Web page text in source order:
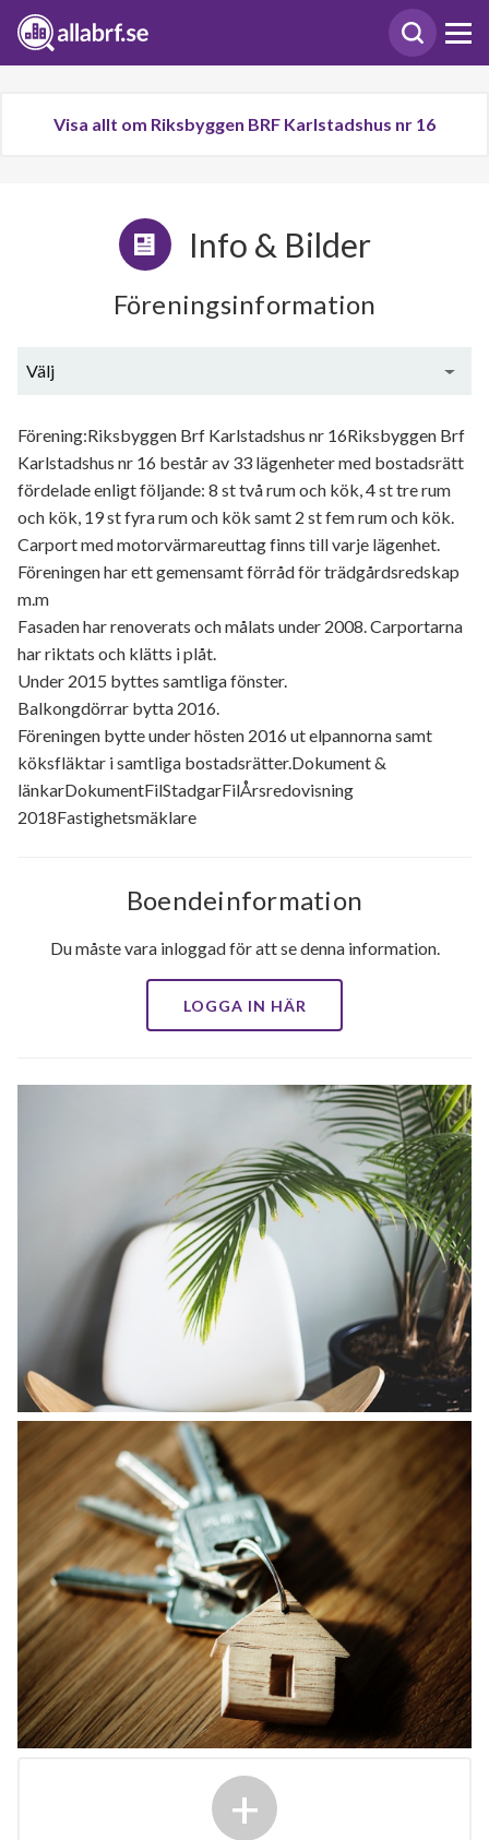
Visa allt om Riksbyggen BRF Karlstadshus nr 16
Info & Bilder
Föreningsinformation
Välj
Förening:Riksbyggen Brf Karlstadshus nr 16Riksbyggen Brf
Karlstadshus nr 16 består av 33 lägenheter med bostadsrätt
fördelade enligt följande: 8 st två rum och kök, 4 st tre rum
och kök, 19 st fyra rum och kök samt 2 st fem rum och kök.
Carport med motorvärmareuttag finns till varje lägenhet.
Föreningen har ett gemensamt förråd för trädgårdsredskap
m.m
Fasaden har renoverats och målats under 2008. Carportarna
har riktats och klätts i plåt.
Under 2015 byttes samtliga fönster.
Balkongdörrar bytta 2016.
Föreningen bytte under hösten 2016 ut elpannorna samt
köksfläktar i samtliga bostadsrätter.Dokument &
länkarDokumentFilStadgarFilÅrsredovisning
2018Fastighetsmäklare
Boendeinformation
Du måste vara inloggad för att se denna information.
LOGGA IN HÄR
+